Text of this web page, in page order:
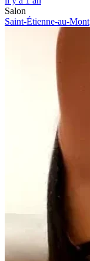
Salon
Saint-Étienne-au-Mont